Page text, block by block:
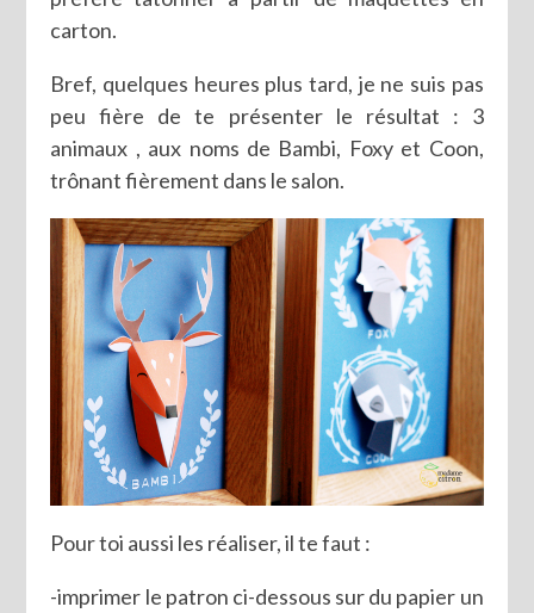
carton.
Bref, quelques heures plus tard, je ne suis pas
peu fière de te présenter le résultat : 3
animaux , aux noms de Bambi, Foxy et Coon,
trônant fièrement dans le salon.
Pour toi aussi les réaliser, il te faut :
-imprimer le patron ci-dessous sur du papier un